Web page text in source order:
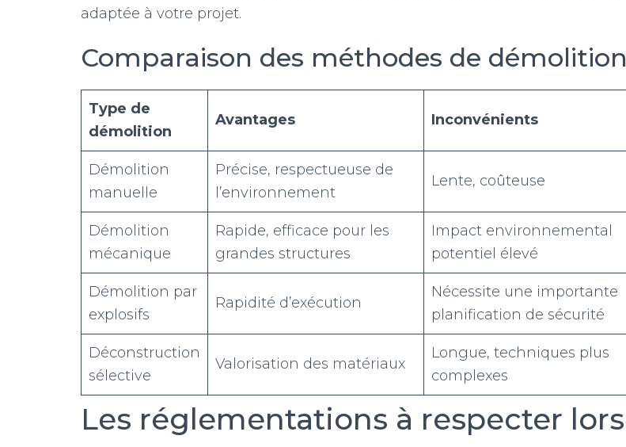
adaptée à votre projet.
Comparaison des méthodes de démolition
Type de
démolition
Avantages Inconvénients
Démolition
manuelle
Précise, respectueuse de
l’environnement
Lente, coûteuse
Démolition
mécanique
Rapide, efficace pour les
grandes structures
Impact environnemental
potentiel élevé
Démolition par
explosifs
Rapidité d’exécution
Nécessite une importante
planification de sécurité
Déconstruction
sélective
Valorisation des matériaux
Longue, techniques plus
complexes
Les réglementations à respecter lors